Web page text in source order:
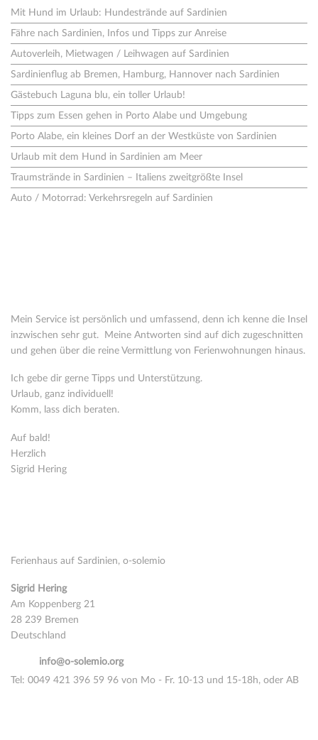
Mit Hund im Urlaub: Hundestrände auf Sardinien
Fähre nach Sardinien, Infos und Tipps zur Anreise
Autoverleih, Mietwagen / Leihwagen auf Sardinien
Sardinienflug ab Bremen, Hamburg, Hannover nach Sardinien
Gästebuch Laguna blu, ein toller Urlaub!
Tipps zum Essen gehen in Porto Alabe und Umgebung
Porto Alabe, ein kleines Dorf an der Westküste von Sardinien
Urlaub mit dem Hund in Sardinien am Meer
Traumstrände in Sardinien – Italiens zweitgrößte Insel
Auto / Motorrad: Verkehrsregeln auf Sardinien
Mein Service ist persönlich und umfassend, denn ich kenne die Insel
inzwischen sehr gut. Meine Antworten sind auf dich zugeschnitten
und gehen über die reine Vermittlung von Ferienwohnungen hinaus.
Ich gebe dir gerne Tipps und Unterstützung.
Urlaub, ganz individuell!
Komm, lass dich beraten.
Auf bald!
Herzlich
Sigrid Hering
Ferienhaus auf Sardinien, o-solemio
Sigrid Hering
Am Koppenberg 21
28 239 Bremen
Deutschland
info@o-solemio.org
Tel: 0049 421 396 59 96 von Mo - Fr. 10-13 und 15-18h, oder AB